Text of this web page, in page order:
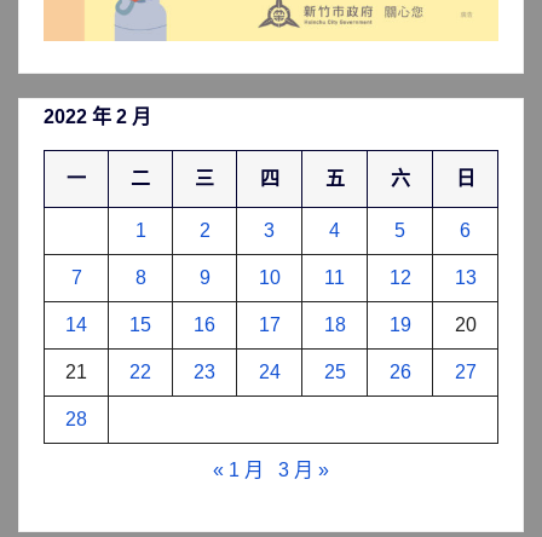
2022 年 2 月
一 二 三 四 五 六 日
1 2 3 4 5 6
7 8 9 10 11 12 13
14 15 16 17 18 19 20
21 22 23 24 25 26 27
28
« 1 月 3 月 »